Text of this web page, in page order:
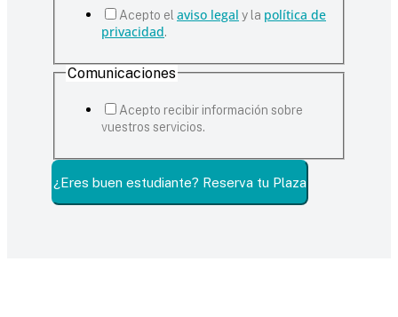
COMUNICACIONESAcepto el aviso legal y la política de
privacidad.
Comunicaciones
Acepto recibir información sobre
vuestros servicios.
¿Eres buen estudiante? Reserva tu Plaza